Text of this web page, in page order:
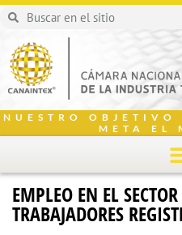
NUESTRO OBJETIVO
META EL
EMPLEO EN EL
TRABAJADORES